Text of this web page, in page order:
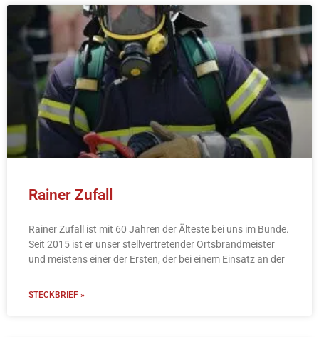
Rainer Zufall
Rainer Zufall ist mit 60 Jahren der Älteste bei uns im Bunde.
Seit 2015 ist er unser stellvertretender Ortsbrandmeister
und meistens einer der Ersten, der bei einem Einsatz an der
STECKBRIEF »